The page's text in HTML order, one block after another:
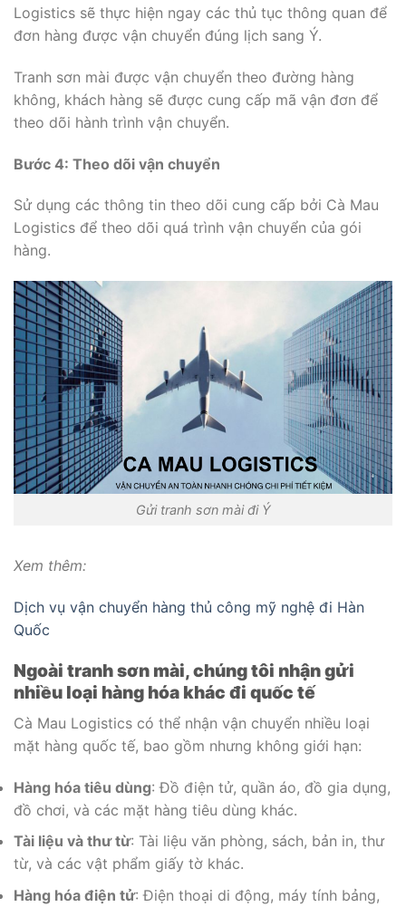
Logistics sẽ thực hiện ngay các thủ tục thông quan để
đơn hàng được vận chuyển đúng lịch sang Ý.
Tranh sơn mài được vận chuyển theo đường hàng
không, khách hàng sẽ được cung cấp mã vận đơn để
theo dõi hành trình vận chuyển.
Bước 4: Theo dõi vận chuyển
Sử dụng các thông tin theo dõi cung cấp bởi Cà Mau
Logistics để theo dõi quá trình vận chuyển của gói
hàng.
Gửi tranh sơn mài đi Ý
Xem thêm:
Dịch vụ vận chuyển hàng thủ công mỹ nghệ đi Hàn
Quốc
Ngoài tranh sơn mài, chúng tôi nhận gửi
nhiều loại hàng hóa khác đi quốc tế
Cà Mau Logistics có thể nhận vận chuyển nhiều loại
mặt hàng quốc tế, bao gồm nhưng không giới hạn:
Hàng hóa tiêu dùng: Đồ điện tử, quần áo, đồ gia dụng,
đồ chơi, và các mặt hàng tiêu dùng khác.
Tài liệu và thư từ: Tài liệu văn phòng, sách, bản in, thư
từ, và các vật phẩm giấy tờ khác.
Hàng hóa điện tử: Điện thoại di động, máy tính bảng,